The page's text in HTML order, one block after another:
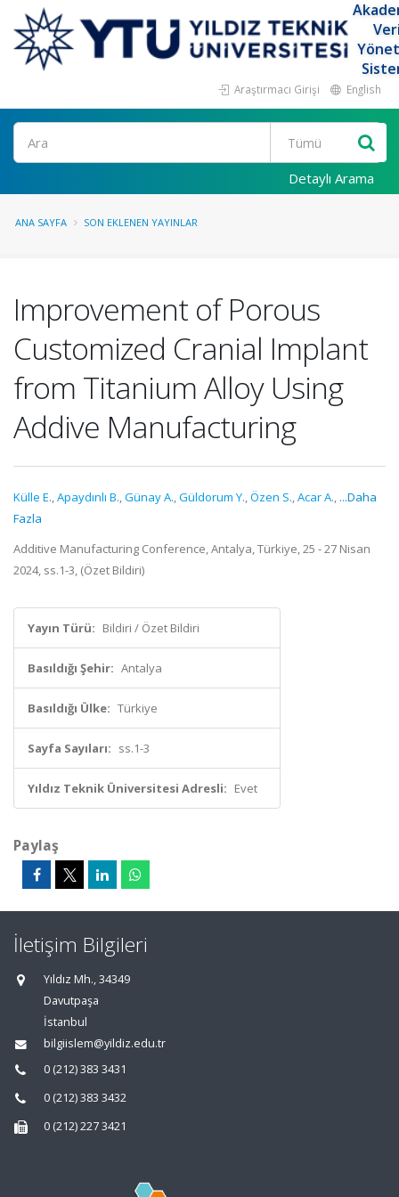
Araştırmacı Girişi English
Ara
Detaylı Arama
ANA SAYFA SON EKLENEN YAYINLAR
Improvement of Porous
Customized Cranial Implant
from Titanium Alloy Using
Addive Manufacturing
Külle E.,Apaydınlı B.,Günay A.,Güldorum Y.,Özen S.,Acar A., ...Daha
Fazla
Additive Manufacturing Conference, Antalya, Türkiye, 25 - 27 Nisan
2024, ss.1-3, (Özet Bildiri)
Yayın Türü: Bildiri / Özet Bildiri
Basıldığı Şehir: Antalya
Basıldığı Ülke: Türkiye
Sayfa Sayıları: ss.1-3
Yıldız Teknik Üniversitesi Adresli: Evet
Paylaş
İletişim Bilgileri
Yıldız Mh., 34349
Davutpaşa
İstanbul
bilgiislem@yildiz.edu.tr
0 (212) 383 3431
0 (212) 383 3432
0 (212) 227 3421